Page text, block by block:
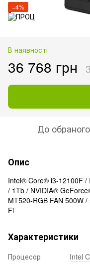
−4%
В наявності
36 768 грн
До обраного
Опис
Intel® Core® i3-12100F /
/ 1Tb / NVIDIA®
MT520-RGB FAN 500W
Fi
Характеристики
Процесор
Intel